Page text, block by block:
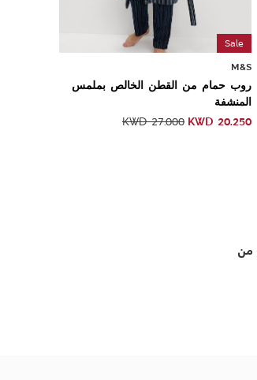
Sale
M&S
روب حمام من القطن الخالص بملمس
المنشفة
KWD 20.250
KWD27.000
من